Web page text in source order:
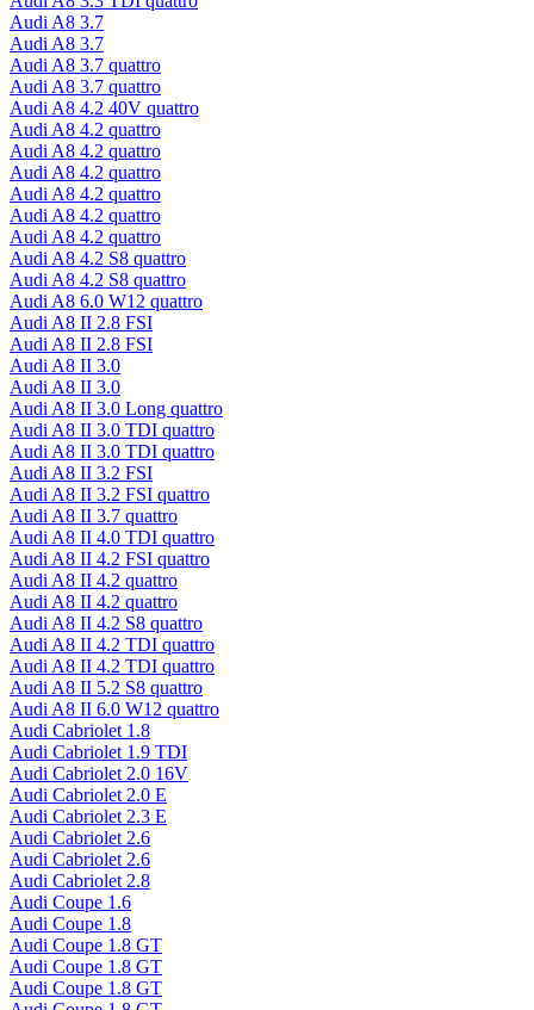
Audi A8 3.7
Audi A8 3.7
Audi A8 3.7 quattro
Audi A8 3.7 quattro
Audi A8 4.2 40V quattro
Audi A8 4.2 quattro
Audi A8 4.2 quattro
Audi A8 4.2 quattro
Audi A8 4.2 quattro
Audi A8 4.2 quattro
Audi A8 4.2 quattro
Audi A8 4.2 S8 quattro
Audi A8 4.2 S8 quattro
Audi A8 6.0 W12 quattro
Audi A8 II 2.8 FSI
Audi A8 II 2.8 FSI
Audi A8 II 3.0
Audi A8 II 3.0
Audi A8 II 3.0 Long quattro
Audi A8 II 3.0 TDI quattro
Audi A8 II 3.0 TDI quattro
Audi A8 II 3.2 FSI
Audi A8 II 3.2 FSI quattro
Audi A8 II 3.7 quattro
Audi A8 II 4.0 TDI quattro
Audi A8 II 4.2 FSI quattro
Audi A8 II 4.2 quattro
Audi A8 II 4.2 quattro
Audi A8 II 4.2 S8 quattro
Audi A8 II 4.2 TDI quattro
Audi A8 II 4.2 TDI quattro
Audi A8 II 5.2 S8 quattro
Audi A8 II 6.0 W12 quattro
Audi Cabriolet 1.8
Audi Cabriolet 1.9 TDI
Audi Cabriolet 2.0 16V
Audi Cabriolet 2.0 E
Audi Cabriolet 2.3 E
Audi Cabriolet 2.6
Audi Cabriolet 2.6
Audi Cabriolet 2.8
Audi Coupe 1.6
Audi Coupe 1.8
Audi Coupe 1.8 GT
Audi Coupe 1.8 GT
Audi Coupe 1.8 GT